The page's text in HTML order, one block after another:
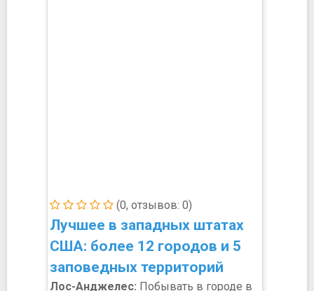
(0, отзывов: 0)
Лучшее в западных штатах
США: более 12 городов и 5
заповедных территорий
Лос-Анджелес: Побывать в городе в